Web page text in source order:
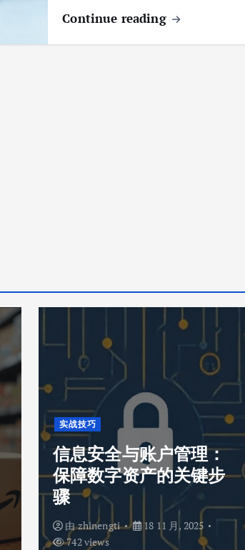
Continue reading
实战技巧
信息安全与账户管理：
保障数字资产的关键步
骤
由zhinengti
18 11 月, 2025
742 views